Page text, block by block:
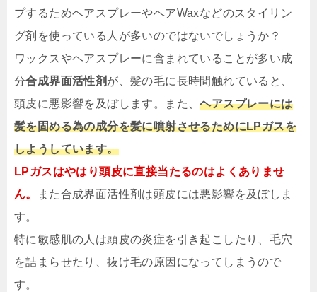
プするためヘアスプレーやヘアWaxなどのスタイリン
グ剤を使っている人が多いのではないでしょうか？
ワックスやヘアスプレーに含まれていることが多い成
分合成界面活性剤 が、髪の毛に長時間触れていると、
頭皮に悪影響を及ぼします。
また、ヘアスプレーには
髪を固める為の成分を髪に噴射させるためにLPガスを
しようしています。
LPガスはやはり頭皮に直接当たるのはよくありませ
ん。
また合成界面活性剤は頭皮には悪影響を及ぼしま
す。
特に敏感肌の人は頭皮の炎症を引き起こしたり、毛穴
を詰まらせたり、抜け毛の原因になってしまうので
す。